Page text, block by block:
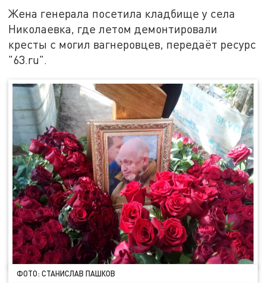
Жена генерала посетила кладбище у села
Николаевка, где летом демонтировали
кресты с могил вагнеровцев, передаёт ресурс
"63.ru".
ФОТО: СТАНИСЛАВ ПАШКОВ